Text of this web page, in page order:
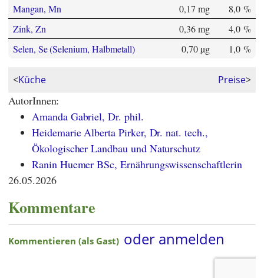
Mangan, Mn 0,17 mg
8,0 %
Zink, Zn
0,36 mg
4,0 %
Selen, Se (Selenium, Halbmetall)
0,70 µg 1,0 %
<Küche Preise>
AutorInnen:
Amanda Gabriel, Dr. phil.
Heidemarie Alberta Pirker, Dr. nat. tech.,
Ökologischer Landbau und Naturschutz
Ranin Huemer BSc, Ernährungswissenschaftlerin
26.05.2026
Kommentare